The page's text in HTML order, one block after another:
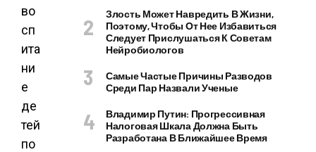
во
сп
ита
ни
е
де
тей
по
Злость Может Навредить В Жизни,
Поэтому, Чтобы От Нее Избавиться
Следует Прислушаться К Советам
Нейробиологов
Самые Частые Причины Разводов
Среди Пар Назвали Ученые
Владимир Путин: Прогрессивная
Налоговая Шкала Должна Быть
Разработана В Ближайшее Время